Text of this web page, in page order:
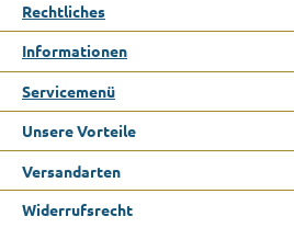
Rechtliches
Informationen
Servicemenü
Unsere Vorteile
Versandarten
Widerrufsrecht